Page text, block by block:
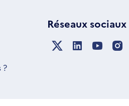
?
Réseaux sociaux